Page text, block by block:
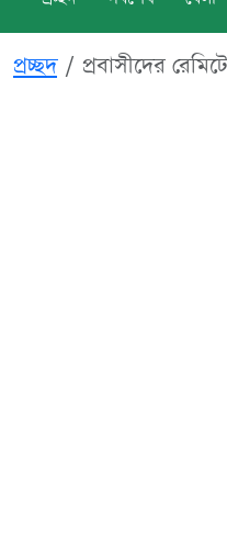
প্রচ্ছদ প্রবাসীদের